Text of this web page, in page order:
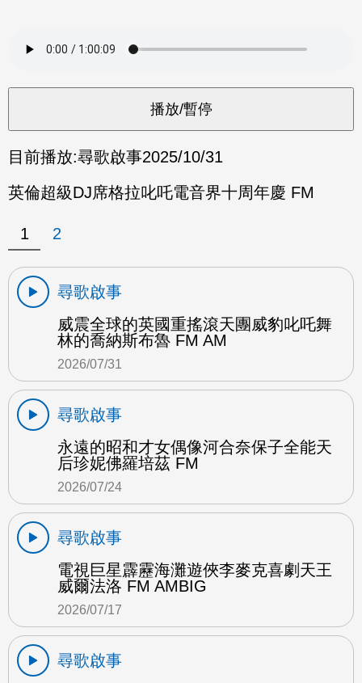
目前播放:尋歌啟事2025/10/31
英倫超級DJ席格拉叱吒電音界十周年慶 FM
1 2
尋歌啟事
威震全球的英國重搖滾天團威豹叱吒舞
林的喬納斯布魯 FM AM
2026/07/31
尋歌啟事
永遠的昭和才女偶像河合奈保子全能天
后珍妮佛羅培茲 FM
2026/07/24
尋歌啟事
電視巨星霹靂海灘遊俠李麥克喜劇天王
威爾法洛 FM AMBIG
2026/07/17
尋歌啟事